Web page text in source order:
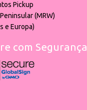
Pickup
(MRW)
e Europa)
com Segurança